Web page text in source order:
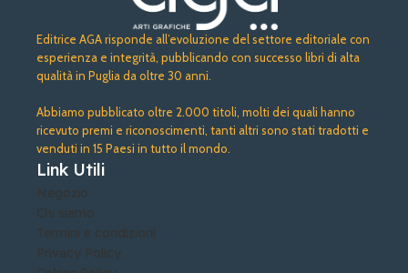
Editrice AGA risponde all’evoluzione del settore editoriale con
esperienza e integrità, pubblicando con successo libri di alta
qualità in Puglia da oltre 30 anni.
Abbiamo pubblicato oltre 2.000 titoli, molti dei quali hanno
ricevuto premi e riconoscimenti, tanti altri sono stati tradotti e
venduti in 15 Paesi in tutto il mondo.
Link Utili
Negozio
Chi siamo
Termini e condizioni
Privacy Policy